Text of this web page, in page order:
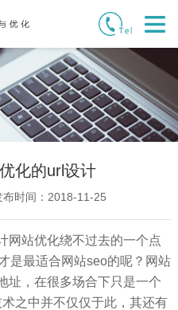
化的url设计
时间：2018-11-25
站优化绕不过去的一个点
是最适合网站seo的呢？网站
址，在很多场合下只是一个
之中并不仅仅于此，其还有